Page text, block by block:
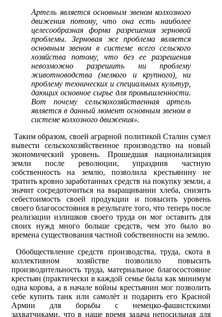
Артель является основным звеном колхозного
движения потому, что она есть наиболее
целесообразная форма разрешения зерновой
проблемы. Зерновая же проблема является
основным звеном в системе всего сельского
хозяйства потому, что без ее разрешения
невозможно разрешить ни проблему
животноводства (мелкого и крупного), ни
проблему технических и специальных культур,
дающих основное сырье для промышленности.
Вот почему сельскохозяйственная артель
является в данный момент основным звеном в
системе колхозного движения».
Таким образом, своей аграрной политикой Сталин сумел
вывести сельскохозяйственное производство на новый
экономический уровень. Прошедшая национализация
земли после революции, упразднив частную
собственность на землю, позволила крестьянину не
тратить кровно заработанных средств на покупку земли, а
значит сосредоточиться на выращивании хлеба, снизить
себестоимость своей продукции и повысить уровень
своего благосостояния в результате того, что теперь после
реализации излишков своего труда он мог оставить для
своих нужд много больше средств, чем это было во
времена существования частной собственности на землю.
Обобществление средств производства, труда, скота в
коллективном хозяйстве позволило повысить
производительность труда, материальное благосостояние
крестьян (практически в каждой семье была как минимум
одна корова, а в начале войны крестьянин мог позволить
себе купить танк или самолёт и подарить его Красной
Армии для борьбы с немецко-фашистскими
захватчиками, что в наше время задача непосильная для